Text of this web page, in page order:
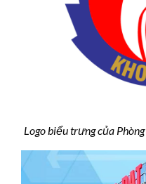
Logo biểu trưng của